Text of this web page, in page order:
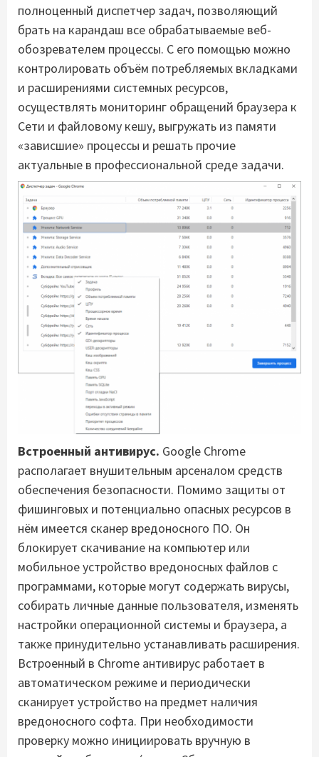
полноценный диспетчер задач, позволяющий
брать на карандаш все обрабатываемые веб-
обозревателем процессы. С его помощью можно
контролировать объём потребляемых вкладками
и расширениями системных ресурсов,
осуществлять мониторинг обращений браузера к
Cети и файловому кешу, выгружать из памяти
«зависшие» процессы и решать прочие
актуальные в профессиональной среде задачи.
Встроенный антивирус. Google Chrome
располагает внушительным арсеналом средств
обеспечения безопасности. Помимо защиты от
фишинговых и потенциально опасных ресурсов в
нём имеется сканер вредоносного ПО. Он
блокирует скачивание на компьютер или
мобильное устройство вредоносных файлов с
программами, которые могут содержать вирусы,
собирать личные данные пользователя, изменять
настройки операционной системы и браузера, а
также принудительно устанавливать расширения.
Встроенный в Chrome антивирус работает в
автоматическом режиме и периодически
сканирует устройство на предмет наличия
вредоносного софта. При необходимости
проверку можно инициировать вручную в